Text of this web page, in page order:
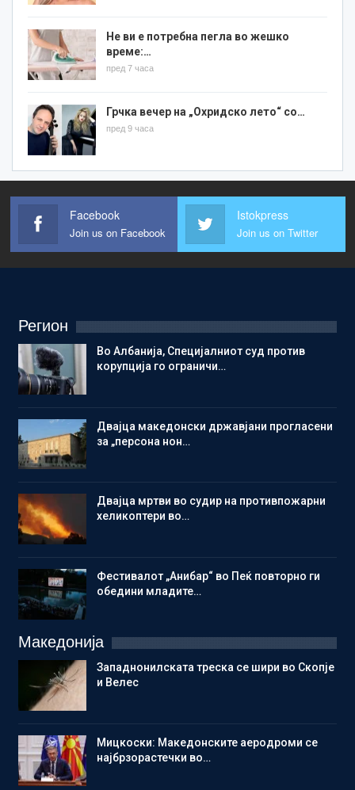
Не ви е потребна пегла во жешко
време:…
пред 7 часа
Грчка вечер на „Охридско лето“ со…
пред 9 часа
Facebook
Join us on Facebook
Istokpress
Join us on Twitter
Регион
Во Албанија, Специјалниот суд против
корупција го ограничи…
Двајца македонски државјани прогласени
за „персона нон…
Двајца мртви во судир на противпожарни
хеликоптери во…
Фестивалот „Анибар“ во Пеќ повторно ги
обедини младите…
Македонија
Западнонилската треска се шири во Скопје
и Велес
Мицкоски: Македонските аеродроми се
најбрзорастечки во…